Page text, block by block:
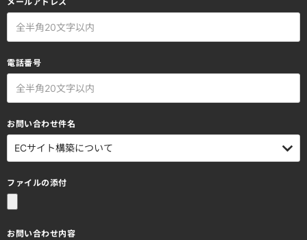
電話番号
お問い合わせ件名
ファイルの添付
お問い合わせ内容